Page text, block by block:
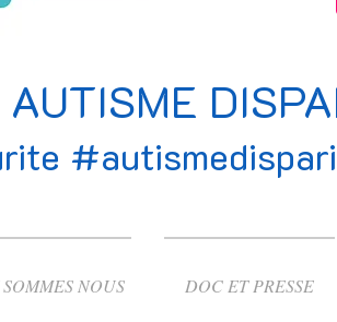
NOUS DOC ET PRESSE